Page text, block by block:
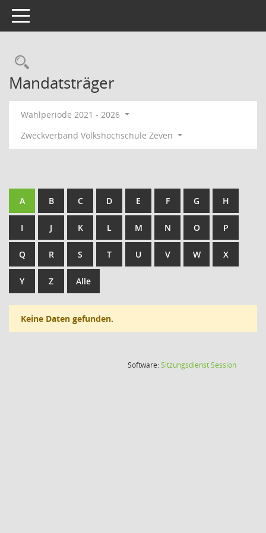
Toggle navigation
Rechercheauswahl
Mandatsträger
Wahlperiode 2021 - 2026
Zweckverband Volkshochschule Zeven
A B C D E F G H
I J K L M N O P
Q R S T U V W X
Y Z Alle
Keine Daten gefunden.
Software:SitzungsdienstSession(Wird in